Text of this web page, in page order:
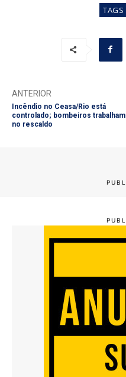
TAGS
ANTERIOR
Incêndio no Ceasa/Rio está
controlado; bombeiros trabalham
no rescaldo